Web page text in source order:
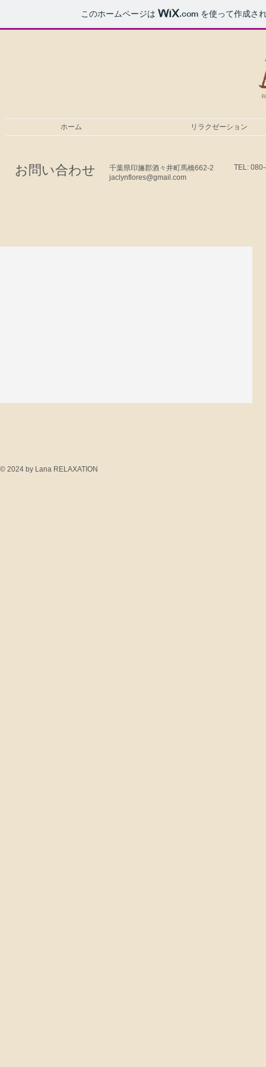
このホームページは .com を使って作成さ
ホーム リラクゼーション
お問い合わせ
千葉県印旛郡酒々井町馬橋662-2
jaclynflores@gmail.com
TEL:
© 2024 by Lana RELAXATION